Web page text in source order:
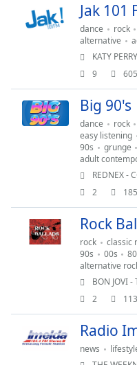
dialog
Jak 101
dance rock
alternative
KATY
9
605
Big 90's
dance rock
easy listening
90s
grunge
adult
REDNEX -
2
Rock
rock classic
90s
00s
alternative
BON JOVI -
2
Radio
news